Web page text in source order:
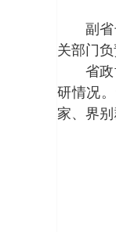
副
关部门负
省
研情况
家、界